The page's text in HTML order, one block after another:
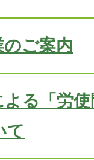
のご案内
よる「労
て